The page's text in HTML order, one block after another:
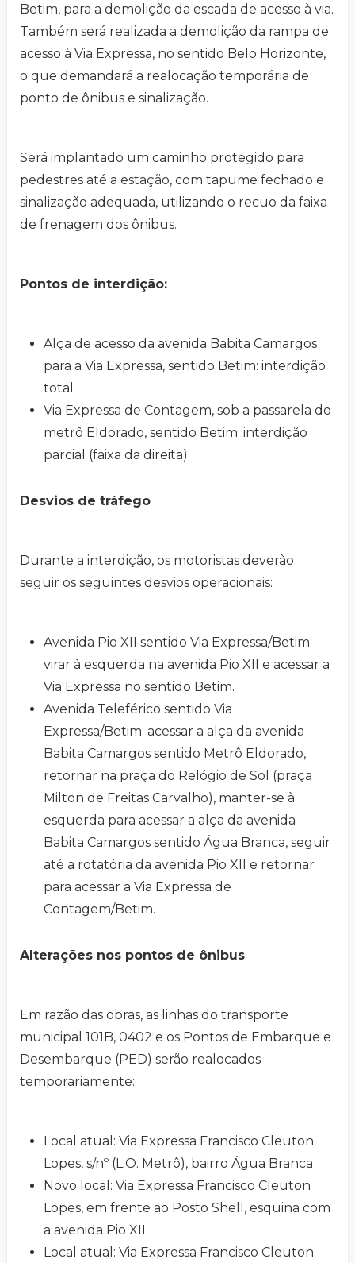
Betim, para a demolição da escada de acesso à via.
Também será realizada a demolição da rampa de
acesso à Via Expressa, no sentido Belo Horizonte,
o que demandará a realocação temporária de
ponto de ônibus e sinalização.
Será implantado um caminho protegido para
pedestres até a estação, com tapume fechado e
sinalização adequada, utilizando o recuo da faixa
de frenagem dos ônibus.
Pontos de interdição:
Alça de acesso da avenida Babita Camargos
para a Via Expressa, sentido Betim: interdição
total
Via Expressa de Contagem, sob a passarela do
metrô Eldorado, sentido Betim: interdição
parcial (faixa da direita)
Desvios de tráfego
Durante a interdição, os motoristas deverão
seguir os seguintes desvios operacionais:
Avenida Pio XII sentido Via Expressa/Betim:
virar à esquerda na avenida Pio XII e acessar a
Via Expressa no sentido Betim.
Avenida Teleférico sentido Via
Expressa/Betim: acessar a alça da avenida
Babita Camargos sentido Metrô Eldorado,
retornar na praça do Relógio de Sol (praça
Milton de Freitas Carvalho), manter-se à
esquerda para acessar a alça da avenida
Babita Camargos sentido Água Branca, seguir
até a rotatória da avenida Pio XII e retornar
para acessar a Via Expressa de
Contagem/Betim.
Alterações nos pontos de ônibus
Em razão das obras, as linhas do transporte
municipal 101B, 0402 e os Pontos de Embarque e
Desembarque (PED) serão realocados
temporariamente:
Local atual: Via Expressa Francisco Cleuton
Lopes, s/nº (L.O. Metrô), bairro Água Branca
Novo local: Via Expressa Francisco Cleuton
Lopes, em frente ao Posto Shell, esquina com
a avenida Pio XII
Local atual: Via Expressa Francisco Cleuton